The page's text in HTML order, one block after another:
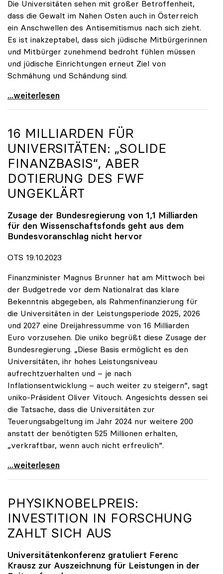
Die Universitäten sehen mit großer Betroffenheit,
dass die Gewalt im Nahen Osten auch in Österreich
ein Anschwellen des Antisemitismus nach sich zieht.
Es ist inakzeptabel, dass sich jüdische Mitbürgerinnen
und Mitbürger zunehmend bedroht fühlen müssen
und jüdische Einrichtungen erneut Ziel von
Schmähung und Schändung sind.
Wir haben aus der Geschichte gelernt, wir halten
...weiterlesen
16 MILLIARDEN FÜR
UNIVERSITÄTEN: „SOLIDE
FINANZBASIS“, ABER
DOTIERUNG DES FWF
UNGEKLÄRT
Zusage der Bundesregierung von 1,1 Milliarden
für den Wissenschaftsfonds geht aus dem
Bundesvoranschlag nicht hervor
OTS 19.10.2023
Finanzminister Magnus Brunner hat am Mittwoch bei
der Budgetrede vor dem Nationalrat das klare
Bekenntnis abgegeben, als Rahmenfinanzierung für
die Universitäten in der Leistungsperiode 2025, 2026
und 2027 eine Dreijahressumme von 16 Milliarden
Euro vorzusehen. Die uniko begrüßt diese Zusage der
Bundesregierung. „Diese Basis ermöglicht es den
Universitäten, ihr hohes Leistungsniveau
aufrechtzuerhalten und – je nach
Inflationsentwicklung – auch weiter zu steigern“, sagt
uniko-Präsident Oliver Vitouch. Angesichts dessen sei
die Tatsache, dass die Universitäten zur
Teuerungsabgeltung im Jahr 2024 nur weitere 200
anstatt der benötigten 525 Millionen erhalten,
„verkraftbar, wenn auch nicht erfreulich“.
16 Milliarden für Universitäten: „Solide
...weiterlesen
PHYSIKNOBELPREIS:
INVESTITION IN FORSCHUNG
ZAHLT SICH AUS
Universitätenkonferenz gratuliert Ferenc
Krausz zur Auszeichnung für Leistungen in der